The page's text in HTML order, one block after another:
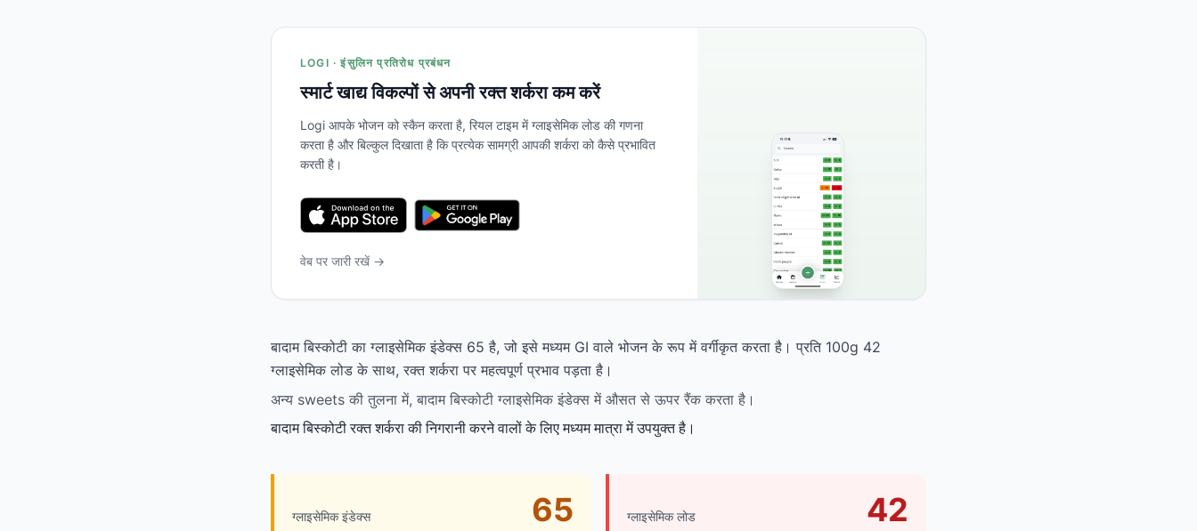
LOGI · इंसुलिन प्रतिरोध प्रबंधन
स्मार्ट खाद्य विकल्पों से अपनी रक्त शर्करा कम करें
Logi आपके भोजन को स्कैन करता है, रियल टाइम में ग्लाइसेमिक लोड की गणना
करता है और बिल्कुल दिखाता है कि प्रत्येक सामग्री आपकी शर्करा को कैसे प्रभावित
करती है।
वेब पर जारी रखें →
बादाम बिस्कोटी का ग्लाइसेमिक इंडेक्स 65 है, जो इसे मध्यम GI वाले भोजन के रूप में वर्गीकृत करता है। प्रति 100g 42
ग्लाइसेमिक लोड के साथ, रक्त शर्करा पर महत्वपूर्ण प्रभाव पड़ता है।
अन्य sweets की तुलना में, बादाम बिस्कोटी ग्लाइसेमिक इंडेक्स में औसत से ऊपर रैंक करता है।
बादाम बिस्कोटी रक्त शर्करा की निगरानी करने वालों के लिए मध्यम मात्रा में उपयुक्त है।
ग्लाइसेमिक इंडेक्स 65 ग्लाइसेमिक लोड 42